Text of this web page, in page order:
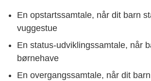
En opstartssamtale, når dit barn
vuggestue
En status-udviklingssamtale, når
børnehave
En overgangssamtale, når dit